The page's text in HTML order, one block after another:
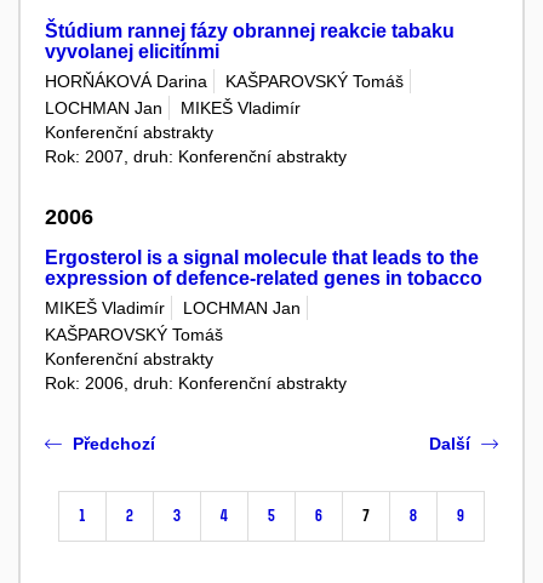
Štúdium rannej fázy obrannej reakcie tabaku
vyvolanej elicitínmi
HORŇÁKOVÁ Darina
KAŠPAROVSKÝ Tomáš
LOCHMAN Jan
MIKEŠ Vladimír
Konferenční abstrakty
Rok: 2007, druh: Konferenční abstrakty
2006
Ergosterol is a signal molecule that leads to the
expression of defence-related genes in tobacco
MIKEŠ Vladimír
LOCHMAN Jan
KAŠPAROVSKÝ Tomáš
Konferenční abstrakty
Rok: 2006, druh: Konferenční abstrakty
Předchozí
1 2 3 4 5 6 7 8 9
Další